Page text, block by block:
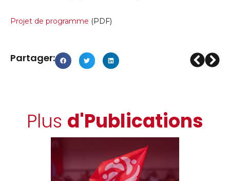
Projet de programme (PDF)
Partager:
Plus d'Publications